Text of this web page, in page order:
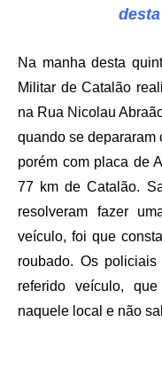
Na manha desta
Militar de Catalão
na Rua Nicolau
quando se depararam
porém com placa de
77 km de Catalão.
resolveram fazer
veículo, foi que
roubado. Os
referido veículo,
naquele local e não